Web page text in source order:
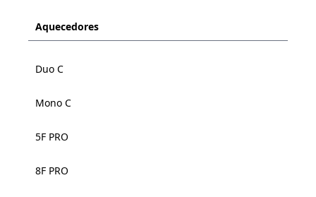
Aquecedores
Duo C
Mono C
5F PRO
8F PRO